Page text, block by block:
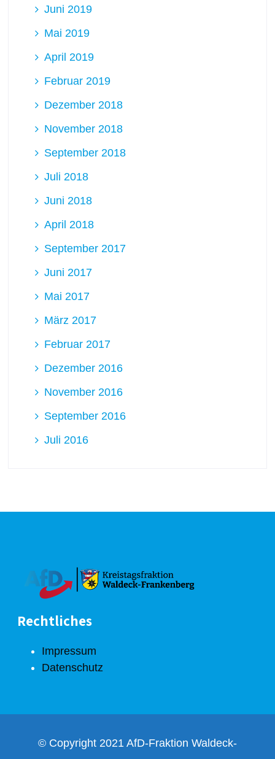
Juni 2019
Mai 2019
April 2019
Februar 2019
Dezember 2018
November 2018
September 2018
Juli 2018
Juni 2018
April 2018
September 2017
Juni 2017
Mai 2017
März 2017
Februar 2017
Dezember 2016
November 2016
September 2016
Juli 2016
Rechtliches
Impressum
Datenschutz
© Copyright 2021 AfD-Fraktion Waldeck-